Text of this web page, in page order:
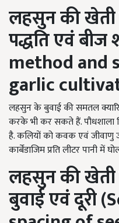
लहसुन की
पद्धति एवं
method and
garlic
लहसुन के बुवाई की समतल
करके भी कर सकते हैं. पौधशाला
है. कलियों को कवक एवं जीवाणु
कार्बेंडाजिम प्रति लीटर पानी
लहसुन की
बुवाई एवं दूरी (